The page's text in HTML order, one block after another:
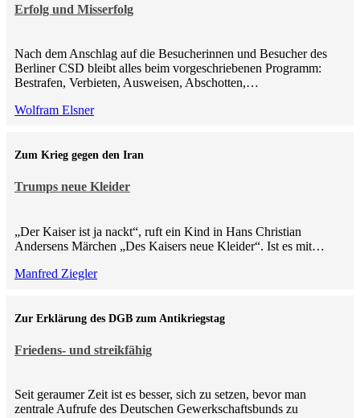
Erfolg und Misserfolg
Nach dem Anschlag auf die Besucherinnen und Besucher des
Berliner CSD bleibt alles beim vorgeschriebenen Programm:
Bestrafen, Verbieten, Ausweisen, Abschotten,…
Wolfram Elsner
Trumps neue Kleider
Zum Krieg gegen den Iran
„Der Kaiser ist ja nackt“, ruft ein Kind in Hans Christian
Andersens Märchen „Des Kaisers neue Kleider“. Ist es mit…
Manfred Ziegler
Friedens- und streikfähig
Zur Erklärung des DGB zum Antikriegstag
Seit geraumer Zeit ist es besser, sich zu setzen, bevor man
zentrale Aufrufe des Deutschen Gewerkschaftsbunds zu